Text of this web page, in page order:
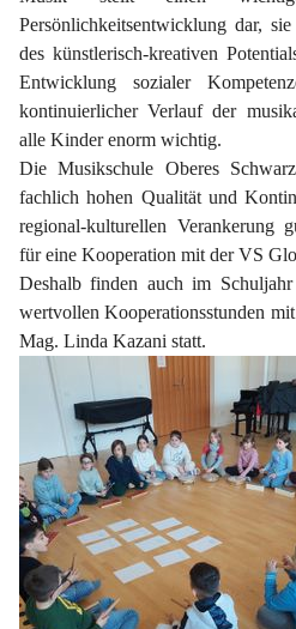
Persönlichkeitsentwicklung dar,
des künstlerisch-kreativen
Entwicklung sozialer
kontinuierlicher Verlauf der
alle Kinder enorm wichtig.
Die Musikschule Oberes
fachlich hohen Qualität und
regional-kulturellen Verankerung
für eine Kooperation mit der VS
Deshalb finden auch im
wertvollen Kooperationsstunden
Mag. Linda Kazani statt.